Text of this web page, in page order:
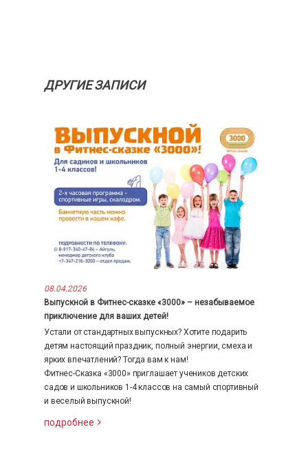
ДРУГИЕ ЗАПИСИ
08.04.2026
Выпускной в Фитнес-сказке «3000» – незабываемое
приключение для ваших детей!
Устали от стандартных выпускных? Хотите подарить
детям настоящий праздник, полный энергии, смеха и
ярких впечатлений? Тогда вам к нам!
Фитнес-Сказка «3000» приглашает учеников детских
садов и школьников 1-4 классов на самый спортивный
и веселый выпускной!
подробнее